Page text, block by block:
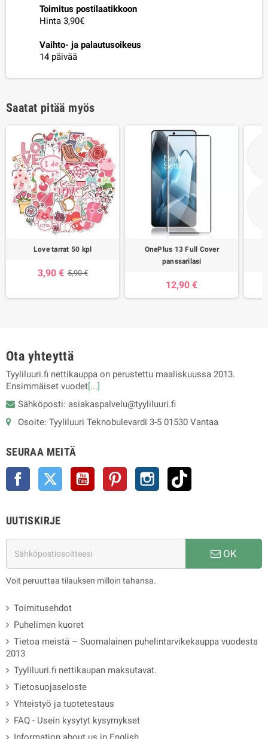
Toimitus postilaatikkoon
Hinta 3,90€
Vaihto- ja palautusoikeus
14 päivää
Saatat pitää myös
Love tarrat 50 kpl
3,90 € 5,90 €
OnePlus 13 Full Cover
panssarilasi
12,90 €
Ota yhteyttä
Tyyliluuri.fi nettikauppa on perustettu maaliskuussa 2013.
Ensimmäiset vuodet[...]
Sähköposti: asiakaspalvelu@tyyliluuri.fi
Osoite: Tyyliluuri Teknobulevardi 3-5 01530 Vantaa
SEURAA MEITÄ
Facebook Twitter YouTube Pinterest Instagram
UUTISKIRJE
OK
Voit peruuttaa tilauksen milloin tahansa.
Toimitusehdot
Puhelimen kuoret
Tietoa meistä – Suomalainen puhelintarvikekauppa vuodesta
2013
Tyyliluuri.fi nettikaupan maksutavat.
Tietosuojaseloste
Yhteistyö ja tuotetestaus
FAQ - Usein kysytyt kysymykset